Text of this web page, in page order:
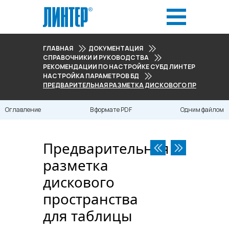
ГЛАВНАЯ
ДОКУМЕНТАЦИЯ
СПРАВОЧНИКИ И РУКОВОДСТВА
РЕКОМЕНДАЦИИ ПО НАСТРОЙКЕ СУБД ЛИНТЕР
НАСТРОЙКА ПАРАМЕТРОВ БД
ПРЕДВАРИТЕЛЬНАЯ РАЗМЕТКА ДИСКОВОГО
Оглавление В формате PDF Одним файлом
Предварительная
разметка
дискового
пространства
для таблицы